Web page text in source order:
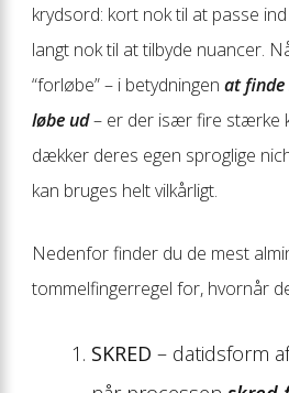
krydsord: kort nok til at passe
langt nok til at tilbyde nuancer.
“forløbe” – i betydningen at finde
løbe ud– er der især fire stærke
dækker deres egen sproglige
kan bruges helt vilkårligt.
Nedenfor finder du de mest
tommelfingerregel for, hvornår
SKRED – datidsform